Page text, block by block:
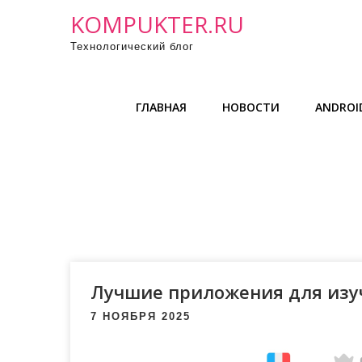
KOMPUKTER.RU
Технологический блог
ГЛАВНАЯ НОВОСТИ
Лучшие приложения для
7 НОЯБРЯ 2025